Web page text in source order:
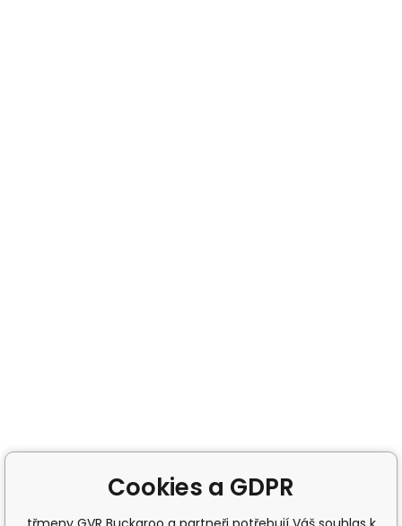
Cookies a GDPR